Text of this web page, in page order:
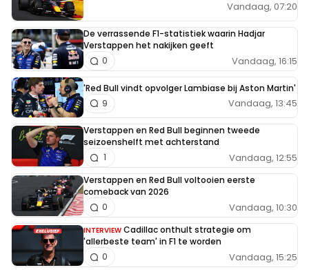
Vandaag, 07:20
De verrassende F1-statistiek waarin Hadjar
Verstappen het nakijken geeft
Vandaag, 16:15
0
'Red Bull vindt opvolger Lambiase bij Aston Martin'
Vandaag, 13:45
9
Verstappen en Red Bull beginnen tweede
seizoenshelft met achterstand
Vandaag, 12:55
1
Verstappen en Red Bull voltooien eerste
comeback van 2026
Vandaag, 10:30
0
INTERVIEW Cadillac onthult strategie om
'allerbeste team' in F1 te worden
Vandaag, 15:25
0